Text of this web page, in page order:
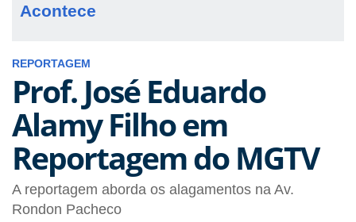
Acontece
REPORTAGEM
Prof. José Eduardo
Alamy Filho em
Reportagem do MGTV
A reportagem aborda os alagamentos na Av.
Rondon Pacheco